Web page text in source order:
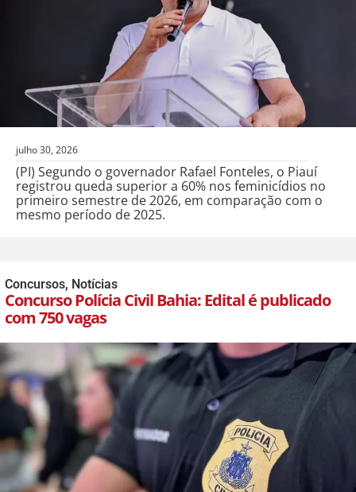
julho 30, 2026
(PI) Segundo o governador Rafael Fonteles, o Piauí
registrou queda superior a 60% nos feminicídios no
primeiro semestre de 2026, em comparação com o
mesmo período de 2025.
Concursos, Notícias
Concurso Polícia Civil Bahia: Edital é publicado
com 750 vagas